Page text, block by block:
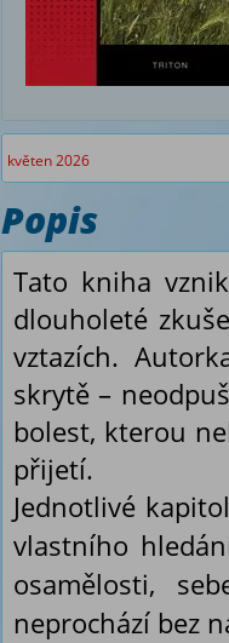
květen 2026
Popis
Tato kniha
dlouholeté
vztazích.
skrytě –
bolest, kterou
přijetí.
Jednotlivé
vlastního
osamělosti,
neprochází bez